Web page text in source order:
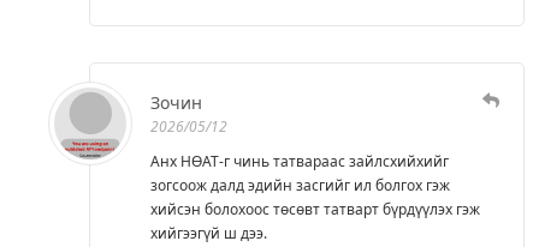
Зочин
2026/05/12
Анх НӨАТ-г чинь татвараас зайлсхийхийг
зогсоож далд эдийн засгийг ил болгох гэж
хийсэн болохоос төсөвт татварт бүрдүүлэх гэж
хийгээгүй ш дээ.